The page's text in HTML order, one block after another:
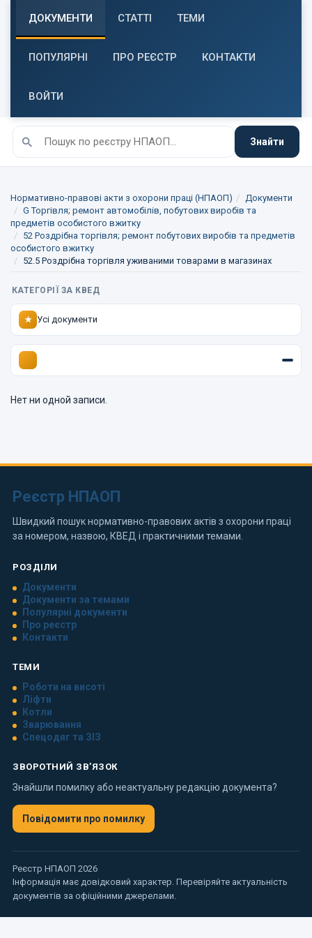
ДОКУМЕНТИ СТАТТІ ТЕМИ
ПОПУЛЯРНІ ПРО РЕЄСТР КОНТАКТИ
ВОЙТИ
Знайти
Нормативно-правові акти з охорони праці (НПАОП)
Документи
G Торгівля; ремонт автомобілів, побутових виробів та
предметів особистого вжитку
52 Роздрібна торгівля; ремонт побутових виробів та предметів
особистого вжитку
52.5 Роздрібна торгівля уживаними товарами в магазинах
КАТЕГОРІЇ ЗА КВЕД
★ Усі документи
Нет ни одной записи.
Реєстр НПАОП
Швидкий пошук нормативно-правових актів з охорони праці
за номером, назвою, КВЕД і практичними темами.
РОЗДІЛИ
Документи
Документи за темами
Популярні документи
Про реєстр
Контакти
ТЕМИ
Роботи на висоті
Ліфти
Котли
Зварювання
Спецодяг та ЗІЗ
ЗВОРОТНИЙ ЗВ’ЯЗОК
Знайшли помилку або неактуальну редакцію документа?
Повідомити про помилку
Реєстр НПАОП 2026
Інформація має довідковий характер. Перевіряйте актуальність
документів за офіційними джерелами.